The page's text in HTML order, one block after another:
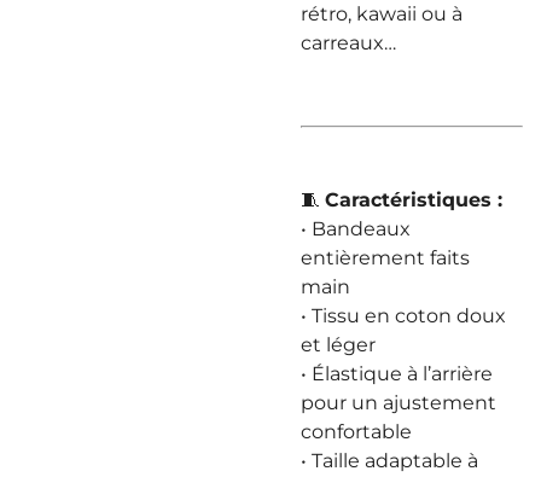
rétro, kawaii ou à
carreaux…
🧵 Caractéristiques :
• Bandeaux
entièrement faits
main
• Tissu en coton doux
et léger
• Élastique à l’arrière
pour un ajustement
confortable
• Taille adaptable à